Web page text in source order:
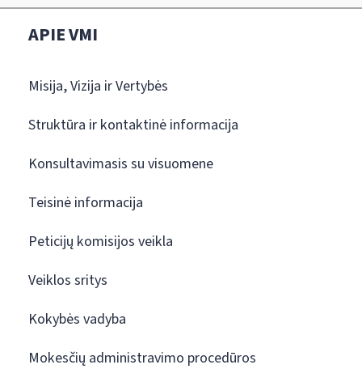
APIE VMI
Misija, Vizija ir Vertybės
Struktūra ir kontaktinė informacija
Konsultavimasis su visuomene
Teisinė informacija
Peticijų komisijos veikla
Veiklos sritys
Kokybės vadyba
Mokesčių administravimo procedūros